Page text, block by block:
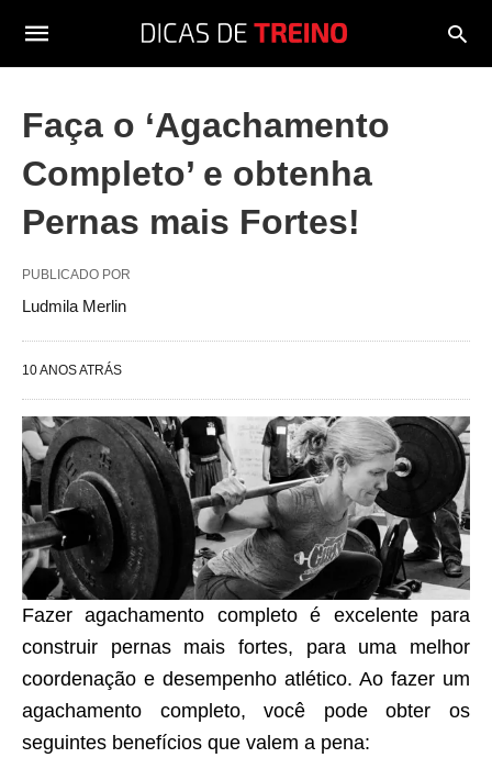
Faça o ‘Agachamento
Completo’ e obtenha
Pernas mais Fortes!
PUBLICADO POR
Ludmila Merlin
10 ANOS ATRÁS
Fazer agachamento completo é excelente para
construir pernas mais fortes, para uma melhor
coordenação e desempenho atlético. Ao fazer um
agachamento completo, você pode obter os
seguintes benefícios que valem a pena: